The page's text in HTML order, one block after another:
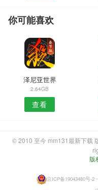
你可能喜欢
泽尼亚世界
2.64GB
查看
© 2010 至今 mm131最新下载
版
京ICP备19043480号-2 ・